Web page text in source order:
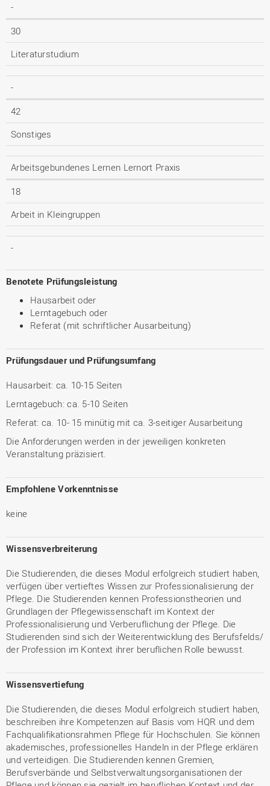
-
30
Literaturstudium
-
42
Sonstiges
Arbeitsgebundenes Lernen Lernort Praxis
18
Arbeit in Kleingruppen
-
Benotete Prüfungsleistung
Hausarbeit oder
Lerntagebuch oder
Referat (mit schriftlicher Ausarbeitung)
Prüfungsdauer und Prüfungsumfang
Hausarbeit: ca. 10-15 Seiten
Lerntagebuch: ca. 5-10 Seiten
Referat: ca. 10- 15 minütig mit ca. 3-seitiger Ausarbeitung
Die Anforderungen werden in der jeweiligen konkreten
Veranstaltung präzisiert.
Empfohlene Vorkenntnisse
keine
Wissensverbreiterung
Die Studierenden, die dieses Modul erfolgreich studiert haben,
verfügen über vertieftes Wissen zur Professionalisierung der
Pflege. Die Studierenden kennen Professionstheorien und
Grundlagen der Pflegewissenschaft im Kontext der
Professionalisierung und Verberuflichung der Pflege. Die
Studierenden sind sich der Weiterentwicklung des Berufsfelds/
der Profession im Kontext ihrer beruflichen Rolle bewusst.
Wissensvertiefung
Die Studierenden, die dieses Modul erfolgreich studiert haben,
beschreiben ihre Kompetenzen auf Basis vom HQR und dem
Fachqualifikationsrahmen Pflege für Hochschulen. Sie können
akademisches, professionelles Handeln in der Pflege erklären
und verteidigen. Die Studierenden kennen Gremien,
Berufsverbände und Selbstverwaltungsorganisationen der